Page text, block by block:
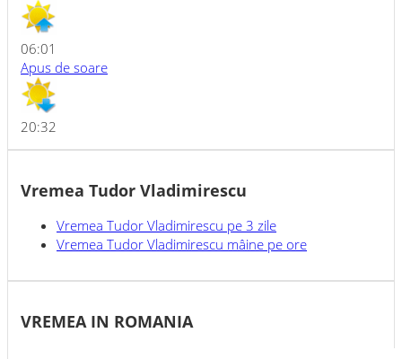
06:01
Apus de soare
20:32
Vremea Tudor Vladimirescu
Vremea Tudor Vladimirescu pe 3 zile
Vremea Tudor Vladimirescu mâine pe ore
VREMEA IN ROMANIA